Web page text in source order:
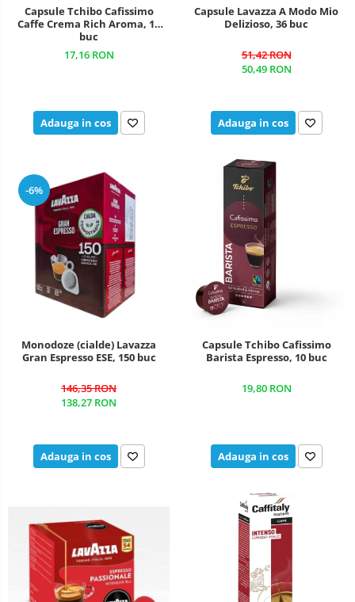
Capsule Tchibo Cafissimo
Caffe Crema Rich Aroma, 10
buc
17,16 RON
Adauga in cos
Capsule Lavazza A Modo Mio
Delizioso, 36 buc
51,42 RON
50,49 RON
Adauga in cos
-6%
Monodoze (cialde) Lavazza
Gran Espresso ESE, 150 buc
146,35 RON
138,27 RON
Adauga in cos
Capsule Tchibo Cafissimo
Barista Espresso, 10 buc
19,80 RON
Adauga in cos